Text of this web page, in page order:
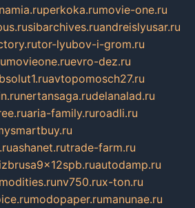
perkoka.rumovie-one.ru
sibarchives.ruandreislyusar.ru
tor-lyubov-i-grom.ru
movieone.ruevro-dez.ru
avtopomosch27.ru
nertansaga.rudelanalad.ru
aria-family.ruroadli.ru
ashanet.rutrade-farm.ru
autodamp.ru
nv750.rux-ton.ru
modopaper.rumanunae.ru